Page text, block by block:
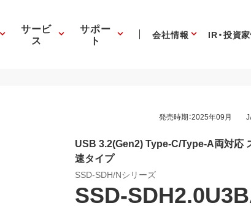
サービ
ス
サポー
ト 会社情報 IR・投資
発売時期：2025年09月
USB 3.2(Gen2) Type-C/Type-A両対応
速タイプ
SSD-SDH/Nシリーズ
SSD-